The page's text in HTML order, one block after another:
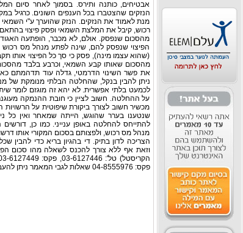
אבטיחים, כותנה ותירס. בסמוך לאחר סיום
הנזקים שהצטברו בכל הענפים השונים. כרגיל
מנת לאמוד את הנזקים. הנזק שהוערך ע"י
רכוש, קיבל את המלצת השמאי ופסק פיצוי בהתאם.
מהסכום שנפסק. אולם, לא מכבר, הופתעה
הפיצוי שנפסק להם, שינה לפתע מנהל מס רכוש
(שהוא עצמו מינה), פסק כי סך כל הפיצוי אותו
מהסכום שאותו קבע השמאי, וכרבע בלבד
את פשר השינוי הדרמטי, גדלה עוד תדהמתם
ניתן להבין בנקל, שהחלטה הבלתי מנומקת של
לכמעט בלתי אפשרית. לא יהא זה מוגזם לומר
על ההחלטה. חשוב לציין כי חובת ההנמקה
מכשיר חשוב לצורך ביקורת שיפוטית על
שנטענו בערר שהוגש, הייתה שמאחר ואין כל
להתייחס להחלטה באופן ענייני. כמו כן,
מנהל מס רכוש, ולפצותם בסכום המקורי אותו
הצריכה לדון בתיק. די בהגיון בריא כדי להבין
פקס: 04-8555976 שאלות לגבי המאמר ניתן להעביר למייל: